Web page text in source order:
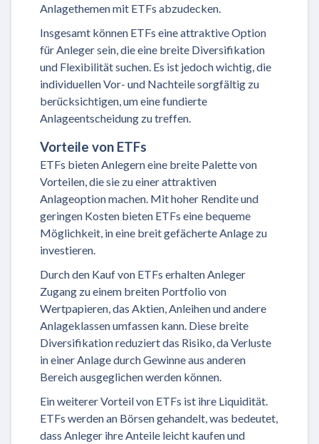
Anlagethemen mit ETFs abzudecken.
Insgesamt können ETFs eine attraktive Option
für Anleger sein, die eine breite Diversifikation
und Flexibilität suchen. Es ist jedoch wichtig, die
individuellen Vor- und Nachteile sorgfältig zu
berücksichtigen, um eine fundierte
Anlageentscheidung zu treffen.
Vorteile von ETFs
ETFs bieten Anlegern eine breite Palette von
Vorteilen, die sie zu einer attraktiven
Anlageoption machen. Mit hoher Rendite und
geringen Kosten bieten ETFs eine bequeme
Möglichkeit, in eine breit gefächerte Anlage zu
investieren.
Durch den Kauf von ETFs erhalten Anleger
Zugang zu einem breiten Portfolio von
Wertpapieren, das Aktien, Anleihen und andere
Anlageklassen umfassen kann. Diese breite
Diversifikation reduziert das Risiko, da Verluste
in einer Anlage durch Gewinne aus anderen
Bereich ausgeglichen werden können.
Ein weiterer Vorteil von ETFs ist ihre Liquidität.
ETFs werden an Börsen gehandelt, was bedeutet,
dass Anleger ihre Anteile leicht kaufen und